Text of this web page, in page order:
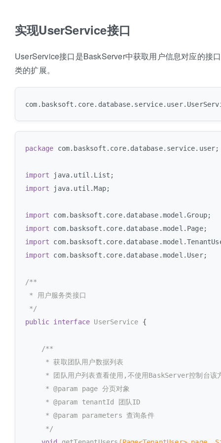
实现UserService接口
UserService接口是BaskServer中获取用户信息对应的接
类的扩展。
package com.basksoft.core.database.service.user;
import
import java.util.Map;
import
import
import
import com.basksoft.core.database.model.User;
/**
* 用户服务类接口
*/
public interface UserService {
/**
     * 获取团队用户数据列表
* 团队用户列表查看使用,不使用BaskServer控制台该
     *
@param page 分页对象
     *
@param tenantId 团队ID
     *
@param parameters 查询条件
     */